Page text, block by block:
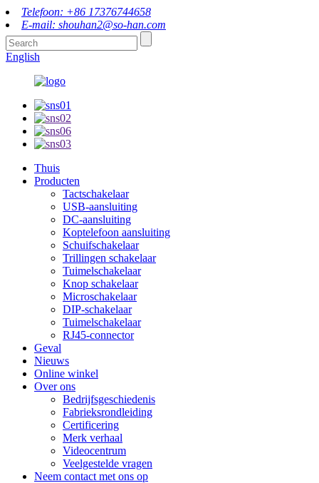
Telefoon: +86 17376744658
E-mail: shouhan2@so-han.com
English
Thuis
Producten
Tactschakelaar
USB-aansluiting
DC-aansluiting
Koptelefoon aansluiting
Schuifschakelaar
Trillingen schakelaar
Tuimelschakelaar
Knop schakelaar
Microschakelaar
DIP-schakelaar
Tuimelschakelaar
RJ45-connector
Geval
Nieuws
Online winkel
Over ons
Bedrijfsgeschiedenis
Fabrieksrondleiding
Certificering
Merk verhaal
Videocentrum
Veelgestelde vragen
Neem contact met ons op